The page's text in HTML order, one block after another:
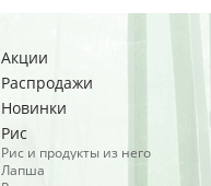
Акции
Распродажи
Новинки
Рис
Рис и продукты из него
Лапша